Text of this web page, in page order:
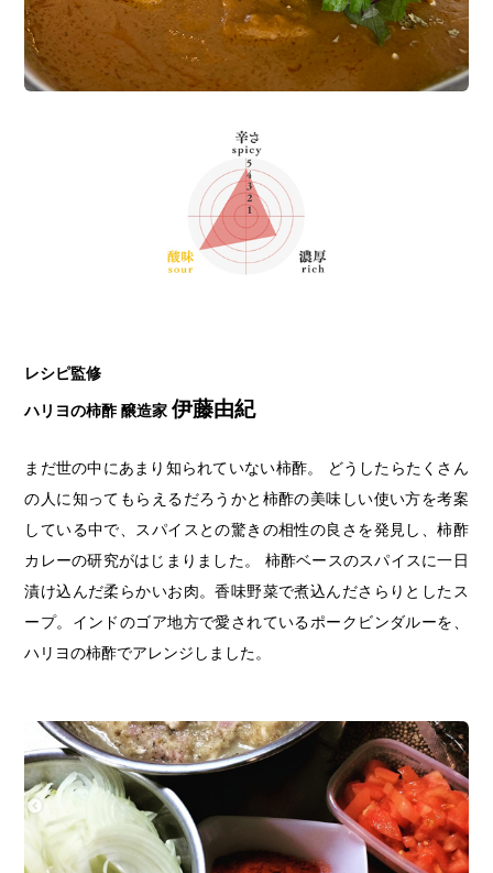
レシピ監修
ハリヨの柿酢 醸造家伊藤由紀
まだ世の中にあまり知られていない柿酢。 どうしたらたくさん
の人に知ってもらえるだろうかと柿酢の美味しい使い方を考案
している中で、スパイスとの驚きの相性の良さを発見し、柿酢
カレーの研究がはじまりました。 柿酢ベースのスパイスに一日
漬け込んだ柔らかいお肉。香味野菜で煮込んださらりとしたス
ープ。インドのゴア地方で愛されているポークビンダルーを、
ハリヨの柿酢でアレンジしました。